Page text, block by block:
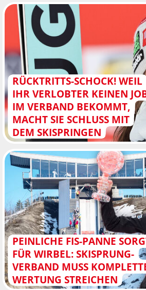
RÜCKTRITTS-SCHOCK! WEIL
IHR VERLOBTER KEINEN
IM VERBAND BEKOMMT,
MACHT SIE SCHLUSS MIT
DEM SKISPRINGEN
PEINLICHE FIS-PANNE
FÜR WIRBEL: SKISPRUNG-
VERBAND MUSS
WERTUNG STREICHEN